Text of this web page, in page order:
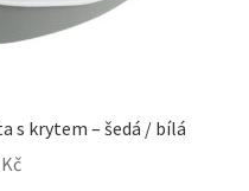
s krytem – šedá / bílá
Kč